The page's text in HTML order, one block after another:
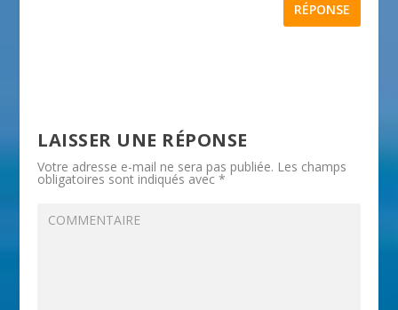
RÉPONSE
LAISSER UNE RÉPONSE
Votre adresse e-mail ne sera pas publiée. Les champs
obligatoires sont indiqués avec*